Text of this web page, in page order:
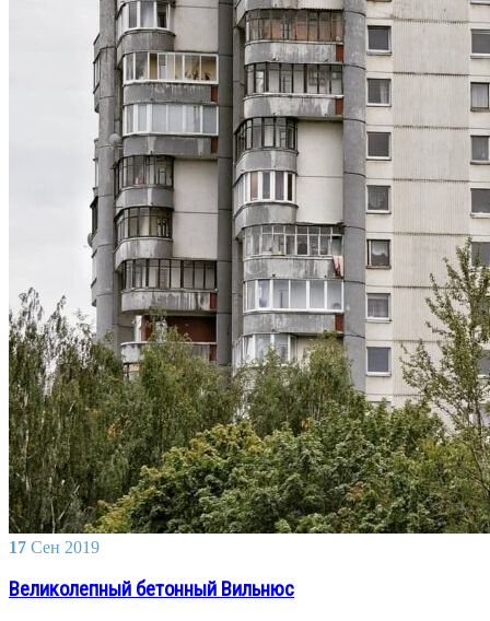
17 Сен 2019
Великолепный бетонный Вильнюс